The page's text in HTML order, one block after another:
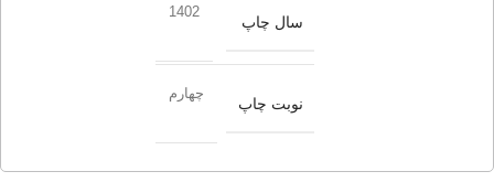
سال چاپ
1402
نوبت چاپ
چهارم